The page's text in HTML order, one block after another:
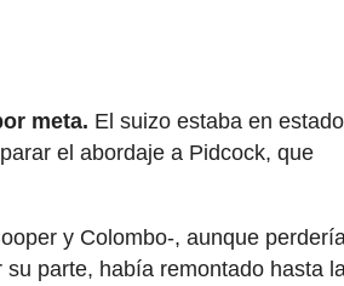
meta. El suizo estaba en
el abordaje a Pidcock, que
y Colombo-, aunque
su parte, había remontado hasta